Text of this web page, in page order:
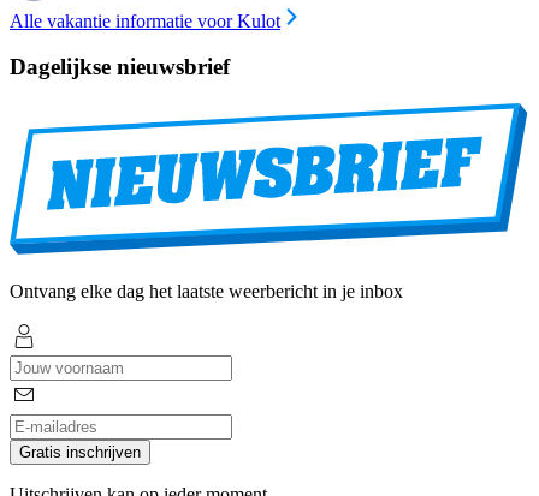
Alle vakantie informatie voor Kulot
Dagelijkse nieuwsbrief
Ontvang elke dag het laatste weerbericht in je inbox
Gratis inschrijven